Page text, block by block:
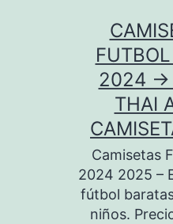
2024 →
THAI
Camisetas
2024 2025 –
fútbol
niños.